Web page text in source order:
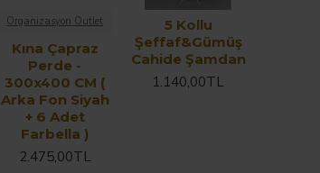
Organizasyon Outlet
Kına Çapraz
Perde -
300x400 CM (
Arka Fon Siyah
+ 6 Adet
Farbella )
2.475,00TL
5 Kollu
Şeffaf&Gümüş
Cahide Şamdan
1.140,00TL